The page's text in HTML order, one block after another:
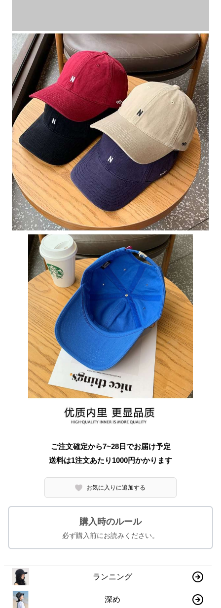
ご注文確定から7~28日でお届け予定
送料は1注文あたり 1000円かかります
お気に入りに追加する
購入時のルール
必ず購入前にお読みください。
ランニング
深め